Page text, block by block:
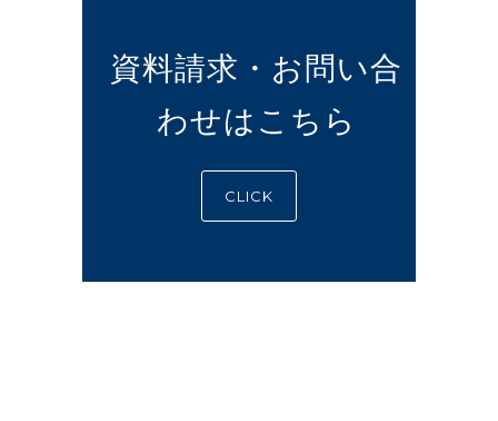
資料請求・お問い合
わせはこちら
CLICK